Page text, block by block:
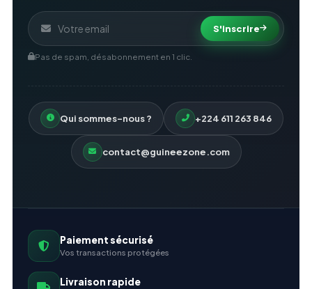
S'inscrire
Pas de spam, désabonnement en 1 clic.
Qui sommes-nous ? +224 611 263 846
contact@guineezone.com
Paiement sécurisé
Vos transactions protégées
Livraison rapide